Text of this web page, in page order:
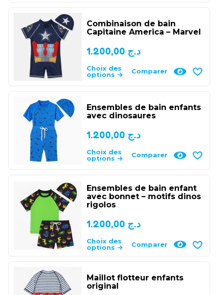
Combinaison de bain
Capitaine America – Marvel
د.ج
Choix des
options
Comparer
Ensembles de bain enfants
avec dinosaures
د.ج
Choix des
options
Comparer
Ensembles de bain enfant
avec bonnet – motifs dinos
rigolos
د.ج
Choix des
options
Comparer
Maillot flotteur enfants
original